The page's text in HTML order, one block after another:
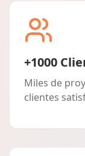
+1000
Miles de
clientes